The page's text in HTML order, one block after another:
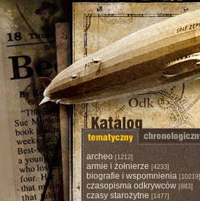
archeo [1212]
armie i żołnierze [4233]
biografie i wspomnienia[10219]
czasopisma odkrywców[883]
czasy starożytne [1477]